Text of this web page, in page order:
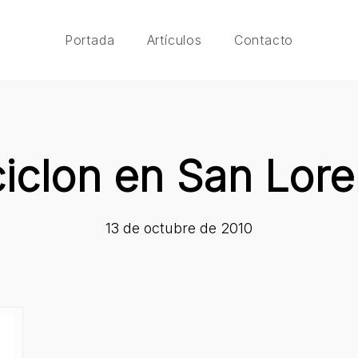
Portada Artículos Contacto
en San
13 de octubre de 2010